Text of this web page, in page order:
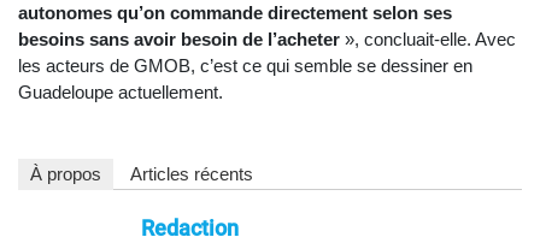
autonomes qu’on commande directement selon ses
besoins sans avoir besoin de l’acheter », concluait-elle. Avec
les acteurs de GMOB, c’est ce qui semble se dessiner en
Guadeloupe actuellement.
À propos Articles récents
Redaction